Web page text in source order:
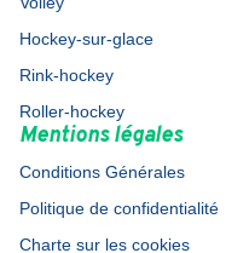
Hockey-sur-glace
Rink-hockey
Roller-hockey
Mentions légales
Conditions Générales
Politique de confidentialité
Charte sur les cookies